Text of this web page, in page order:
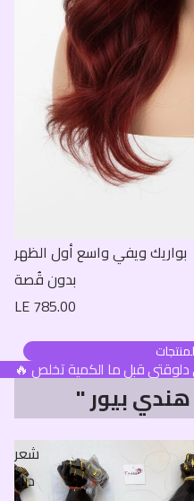
بواريك ويفي واسع أول الظهر
بدون قُصة
LE 785.00
قبل ما الكمية تخلص
شعر
دبل